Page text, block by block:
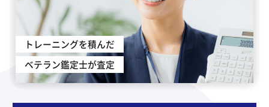
トレーニングを積んだ
ベテラン鑑定士が査定